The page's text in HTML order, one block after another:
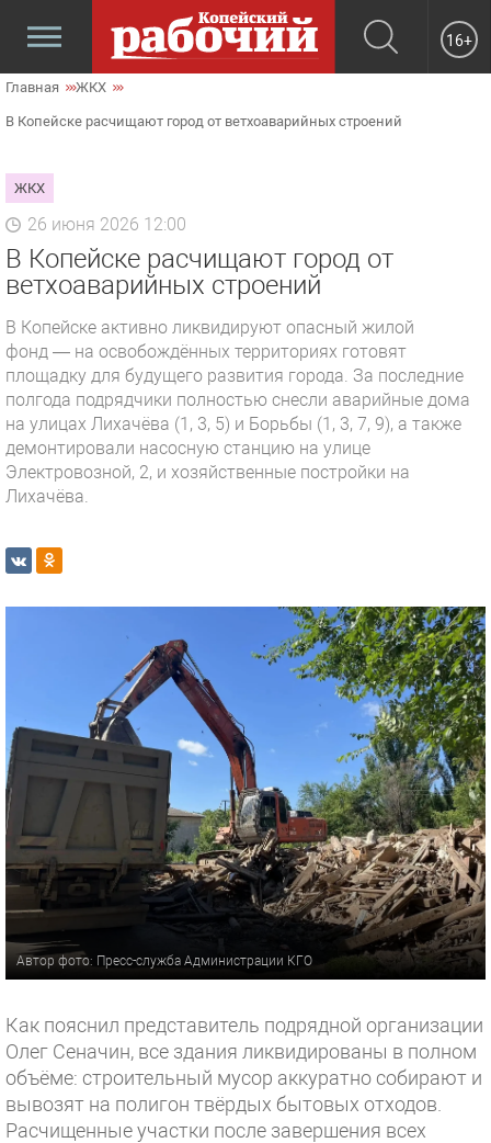
16+
Главная ЖКХ
В Копейске расчищают город от ветхоаварийных строений
ЖКХ
26 июня 2026 12:00
В Копейске расчищают город от
ветхоаварийных строений
В Копейске активно ликвидируют опасный жилой
фонд — на освобождённых территориях готовят
площадку для будущего развития города. За последние
полгода подрядчики полностью снесли аварийные дома
на улицах Лихачёва (1, 3, 5) и Борьбы (1, 3, 7, 9), а также
демонтировали насосную станцию на улице
Электровозной, 2, и хозяйственные постройки на
Лихачёва.
Автор фото: Пресс-служба Администрации КГО
Как пояснил представитель подрядной организации
Олег Сеначин, все здания ликвидированы в полном
объёме: строительный мусор аккуратно собирают и
вывозят на полигон твёрдых бытовых отходов.
Расчищенные участки после завершения всех